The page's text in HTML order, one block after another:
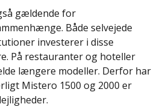
gældende for
Både selvejede
investerer i disse
På restauranter og hoteller
længere modeller. Derfor har
Mistero 1500 og 2000 er